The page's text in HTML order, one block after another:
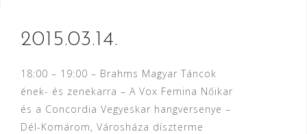
2015.03.14.
18:00 – 19:00 – Brahms Magyar Táncok
ének- és zenekarra – A Vox Femina Nőikar
és a Concordia Vegyeskar hangversenye –
Dél-Komárom, Városháza díszterme